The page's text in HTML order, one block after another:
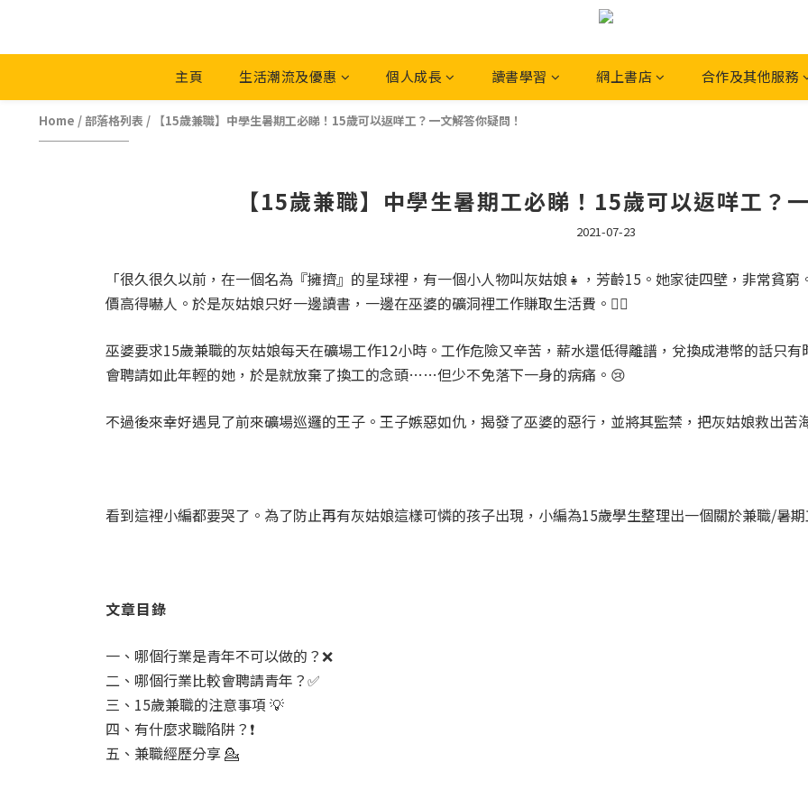
主頁 生活潮流及優惠 個人成長 讀書學習 網上書店 合作及其他服務
Home / 部落格列表 / 【15歲兼職】中學生暑期工必睇！15歲可以返咩工？一文解答你疑問！
【15歲兼職】中學生暑期工必睇！15歲可以返咩工？
2021-07-23
「很久很久以前，在一個名為『擁擠』的星球裡，有一個小人物叫灰姑娘👧，芳齡15。她家徒四壁，非常貧
價高得嚇人。於是灰姑娘只好一邊讀書，一邊在巫婆的礦洞裡工作賺取生活費。🧙‍♀️
巫婆要求15歲兼職的灰姑娘每天在礦場工作12小時。工作危險又辛苦，薪水還低得離譜，兌換成港幣的話只
會聘請如此年輕的她，於是就放棄了換工的念頭……但少不免落下一身的病痛。😢
不過後來幸好遇見了前來礦場巡邏的王子。王子嫉惡如仇，揭發了巫婆的惡行，並將其監禁，把灰姑娘救出苦
看到這裡小編都要哭了。為了防止再有灰姑娘這樣可憐的孩子出現，小編為15歲學生整理出一個關於兼職/暑期
文章目錄
一、哪個行業是青年不可以做的？❌
二、哪個行業比較會聘請青年？✅
三、15歲兼職的注意事項 💡
四、有什麼求職陷阱？❗️
五、兼職經歷分享 💁